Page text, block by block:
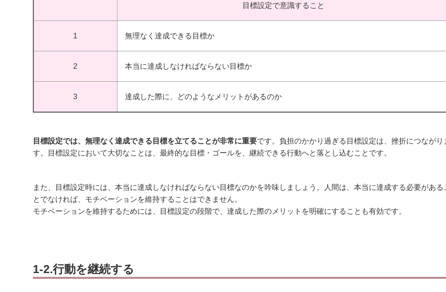
目標設定で意識すること
1 無理なく達成できる目標か
2 本当に達成しなければならない目標か
3 達成した際に、どのようなメリットがあるのか
目標設定では、無理なく達成できる目標を立てることが非常に重要です。負担のかかり過ぎる目標設定は、挫折につながり
す。目標設定において大切なことは、最終的な目標・ゴールを、継続できる行動へと落とし込むことです。
また、目標設定時には、本当に達成しなければならない目標なのかを吟味しましょう。人間は、本当に達成する必要がある
とでなければ、モチベーションを維持することはできません。
モチベーションを維持するためには、目標設定の段階で、達成した際のメリットを明確にすることも有効です。
1-2.行動を継続する